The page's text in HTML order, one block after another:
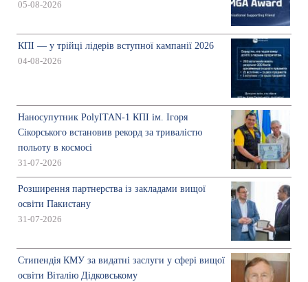
05-08-2026
КПІ — у трійці лідерів вступної кампанії 2026
04-08-2026
Наносупутник PolyITAN-1 КПІ ім. Ігоря
Сікорського встановив рекорд за тривалістю
польоту в космосі
31-07-2026
Розширення партнерства із закладами вищої
освіти Пакистану
31-07-2026
Стипендія КМУ за видатні заслуги у сфері вищої
освіти Віталію Дідковському